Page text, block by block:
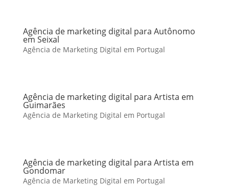
Agência de marketing digital para Autônomo
em Seixal
Agência de Marketing Digital em Portugal
Agência de marketing digital para Artista em
Guimarães
Agência de Marketing Digital em Portugal
Agência de marketing digital para Artista em
Gondomar
Agência de Marketing Digital em Portugal